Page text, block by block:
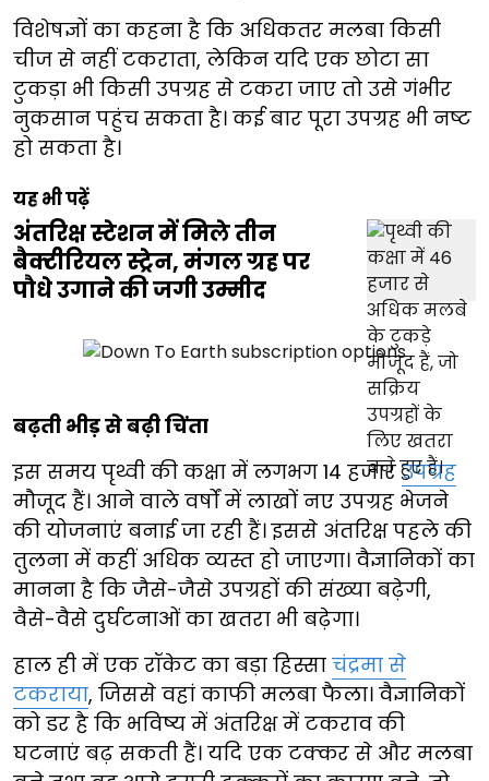
विशेषज्ञों का कहना है कि अधिकतर मलबा किसी
चीज से नहीं टकराता, लेकिन यदि एक छोटा सा
टुकड़ा भी किसी उपग्रह से टकरा जाए तो उसे गंभीर
नुकसान पहुंच सकता है। कई बार पूरा उपग्रह भी नष्ट
हो सकता है।
यह भी पढ़ें
अंतरिक्ष स्टेशन में मिले तीन
बैक्टीरियल स्ट्रेन, मंगल ग्रह पर
पौधे उगाने की जगी उम्मीद
बढ़ती भीड़ से बढ़ी चिंता
इस समय पृथ्वी की कक्षा में लगभग 14 हजारउपग्रह
मौजूद हैं। आने वाले वर्षों में लाखों नए उपग्रह भेजने
की योजनाएं बनाई जा रही हैं। इससे अंतरिक्ष पहले की
तुलना में कहीं अधिक व्यस्त हो जाएगा। वैज्ञानिकों का
मानना है कि जैसे-जैसे उपग्रहों की संख्या बढ़ेगी,
वैसे-वैसे दुर्घटनाओं का खतरा भी बढ़ेगा।
हाल ही में एक रॉकेट का बड़ा हिस्सा चंद्रमा से
टकराया, जिससे वहां काफी मलबा फैला। वैज्ञानिकों
को डर है कि भविष्य में अंतरिक्ष में टकराव की
घटनाएं बढ़ सकती हैं। यदि एक टक्कर से और मलबा